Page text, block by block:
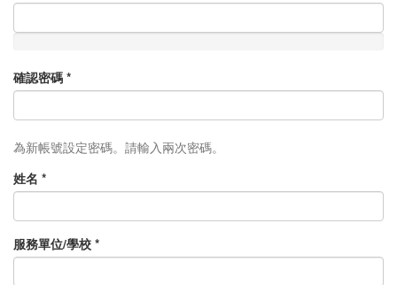
確認密碼 *
為新帳號設定密碼。請輸入兩次密碼。
姓名 *
服務單位/學校 *